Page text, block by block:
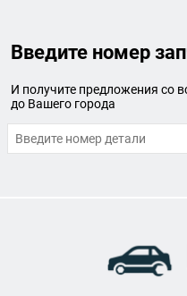
Введите номер
И получите предложения со
до Вашего города